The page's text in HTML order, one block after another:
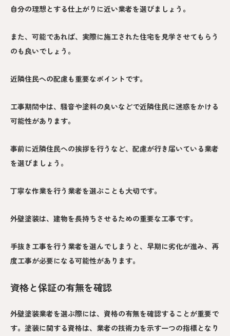
自分の理想とする仕上がりに近い業者を選びましょう。
また、可能であれば、実際に施工された住宅を見学させてもらう
のも良いでしょう。
近隣住民への配慮も重要なポイントです。
工事期間中は、騒音や塗料の臭いなどで近隣住民に迷惑をかける
可能性があります。
事前に近隣住民への挨拶を行うなど、配慮が行き届いている業者
を選びましょう。
丁寧な作業を行う業者を選ぶことも大切です。
外壁塗装は、建物を長持ちさせるための重要な工事です。
手抜き工事を行う業者を選んでしまうと、早期に劣化が進み、再
度工事が必要になる可能性があります。
資格と保証の有無を確認
外壁塗装業者を選ぶ際には、資格の有無を確認することが重要で
す。塗装に関する資格は、業者の技術力を示す一つの指標となり